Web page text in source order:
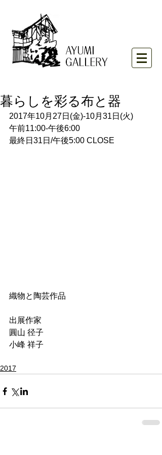
暮らしを彩る布と器
2017年10月27日(金)-10月31日(火)
午前11:00-午後6:00
最終日31日/午後5:00 CLOSE
織物と陶芸作品
出展作家
圓山 径子
小峰 祥子
2017